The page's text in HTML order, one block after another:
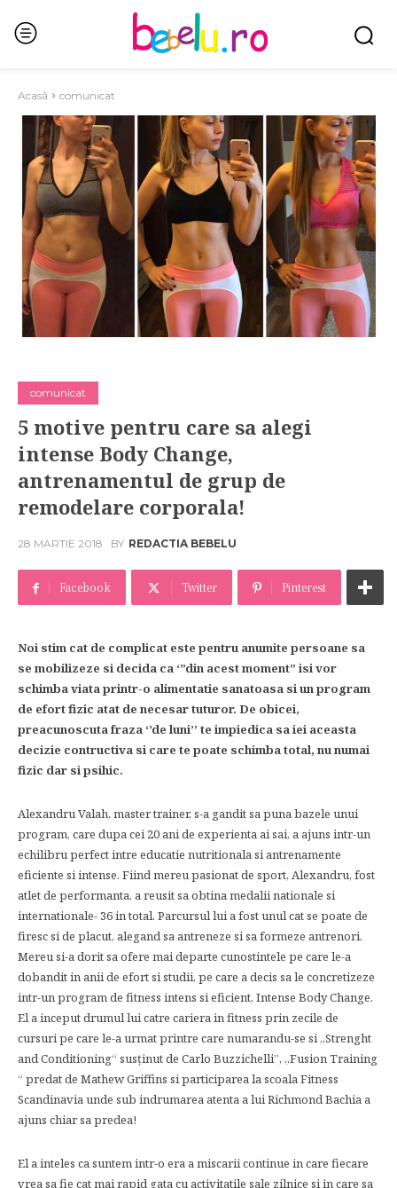
Acasă comunicat
comunicat
5 motive pentru care sa alegi
intense Body Change,
antrenamentul de grup de
remodelare corporala!
28 MARTIE 2018 BY REDACTIA BEBELU
Facebook Twitter Pinterest
Noi stim cat de complicat este pentru anumite persoane sa
se mobilizeze si decida ca ‘”din acest moment” isi vor
schimba viata printr-o alimentatie sanatoasa si un program
de efort fizic atat de necesar tuturor. De obicei,
preacunoscuta fraza ‘’de luni’’ te impiedica sa iei aceasta
decizie contructiva si care te poate schimba total, nu numai
fizic dar si psihic.
Alexandru Valah, master trainer, s-a gandit sa puna bazele unui
program, care dupa cei 20 ani de experienta ai sai, a ajuns intr-un
echilibru perfect intre educatie nutritionala si antrenamente
eficiente si intense. Fiind mereu pasionat de sport, Alexandru, fost
atlet de performanta, a reusit sa obtina medalii nationale si
internationale- 36 in total. Parcursul lui a fost unul cat se poate de
firesc si de placut, alegand sa antreneze si sa formeze antrenori.
Mereu si-a dorit sa ofere mai departe cunostintele pe care le-a
dobandit in anii de efort si studii, pe care a decis sa le concretizeze
intr-un program de fitness intens si eficient, Intense Body Change.
El a inceput drumul lui catre cariera in fitness prin zecile de
cursuri pe care le-a urmat printre care numarandu-se si „Strenght
and Conditioning“ susținut de Carlo Buzzichelli’’, „Fusion Training
“ predat de Mathew Griffins si participarea la scoala Fitness
Scandinavia unde sub indrumarea atenta a lui Richmond Bachia a
ajuns chiar sa predea!
El a inteles ca suntem intr-o era a miscarii continue in care fiecare
vrea sa fie cat mai rapid gata cu activitatile sale zilnice si in care sa